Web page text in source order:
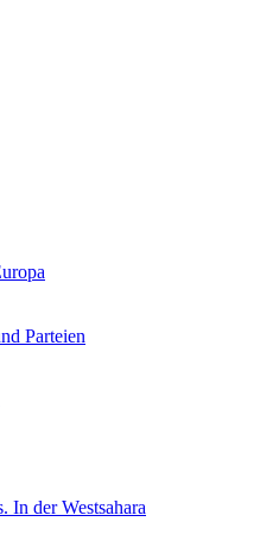
Parteien
In der Westsahara